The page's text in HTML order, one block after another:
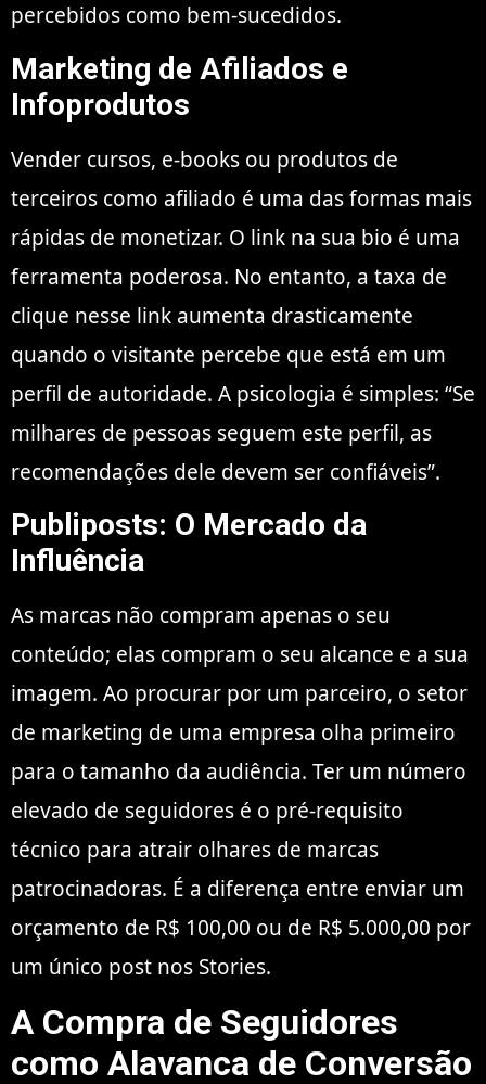
percebidos como bem-sucedidos.
Marketing de Afiliados e
Infoprodutos
Vender cursos, e-books ou produtos de
terceiros como afiliado é uma das formas mais
rápidas de monetizar. O link na sua bio é uma
ferramenta poderosa. No entanto, a taxa de
clique nesse link aumenta drasticamente
quando o visitante percebe que está em um
perfil de autoridade. A psicologia é simples: “Se
milhares de pessoas seguem este perfil, as
recomendações dele devem ser confiáveis”.
Publiposts: O Mercado da
Influência
As marcas não compram apenas o seu
conteúdo; elas compram o seu alcance e a sua
imagem. Ao procurar por um parceiro, o setor
de marketing de uma empresa olha primeiro
para o tamanho da audiência. Ter um número
elevado de seguidores é o pré-requisito
técnico para atrair olhares de marcas
patrocinadoras. É a diferença entre enviar um
orçamento de R$ 100,00 ou de R$ 5.000,00 por
um único post nos Stories.
A Compra de Seguidores
como Alavanca de Conversão